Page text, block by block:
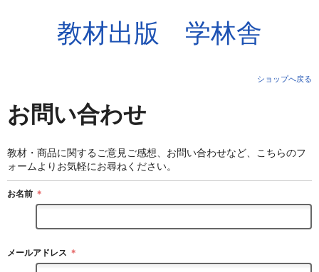
教材出版 学林舎
ショップへ戻る
お問い合わせ
教材・商品に関するご意見ご感想、お問い合わせなど、こちらのフ
ォームよりお気軽にお尋ねください。
お名前 ＊
メールアドレス ＊